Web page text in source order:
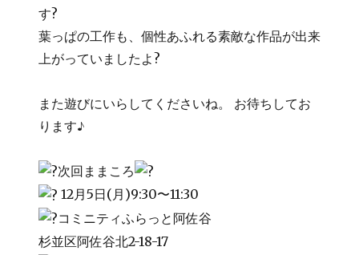
す?
葉っぱの工作も、個性あふれる素敵な作品が出来
上がっていましたよ?
また遊びにいらしてくださいね。 お待ちしてお
ります♪
次回ままころ
12月5日(月)9:30〜11:30
コミニティふらっと阿佐谷
杉並区阿佐谷北2-18-17